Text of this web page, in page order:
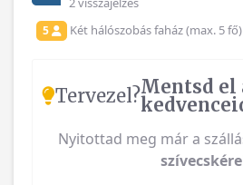
5 Két hálószobás faház (max. 5 fő)
Tervezel?Mentsd el
Nyitottad meg már a
szívecskére